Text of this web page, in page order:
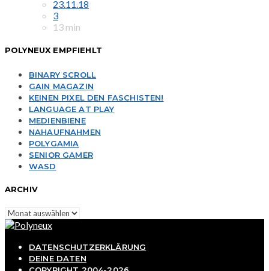
23.11.18
3
13 min
POLYNEUX EMPFIEHLT
BINARY SCROLL
GAIN MAGAZIN
KEINEN PIXEL DEN FASCHISTEN!
LANGUAGE AT PLAY
MEDIENBIENE
NAHAUFNAHMEN
POLYGAMIA
SENIOR GAMER
WASD
ARCHIV
Archiv
DATENSCHUTZERKLÄRUNG
DEINE DATEN